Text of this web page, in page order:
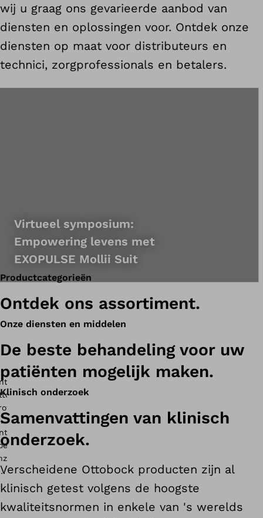
wij u graag ons gevarieerde aanbod van
diensten en oplossingen voor. Ontdek onze
diensten op maat voor distributeurs en
technici, zorgprofessionals en betalers.
Virtueel symposium:
Empowering levens met
EXOPULSE Mollii Suit
Productcategorieën
Ontdek ons assortiment.
Onze diensten en middelen
De beste behandeling voor uw
patiënten mogelijk maken.
Klinisch onderzoek
Samenvattingen van klinisch
onderzoek.
Verscheidene Ottobock producten zijn al
klinisch getest volgens de hoogste
kwaliteitsnormen in enkele van 's werelds